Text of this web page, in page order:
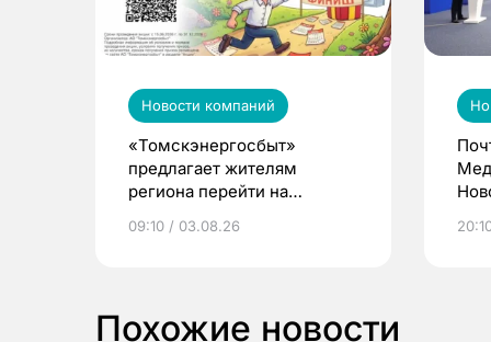
Новости компаний
«Томскэнергосбыт»
предлагает жителям
региона перейти на
выиграть призы
09:10 / 03.08.26
Похожие новости